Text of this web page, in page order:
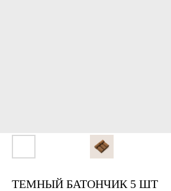
ТЕМНЫЙ БАТОНЧИК 5 ШТ